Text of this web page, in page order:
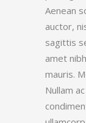
Aenean
auctor,
sagittis
amet
mauris.
Nullam